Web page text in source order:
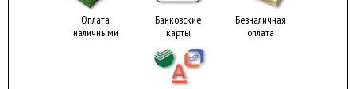
Оплата
наличными
Банковские
карты
Безналичная
оплата